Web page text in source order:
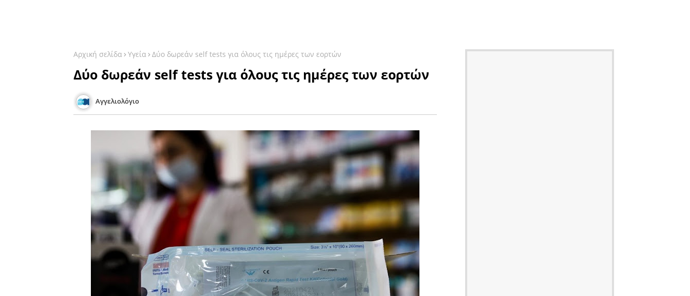
Αρχική σελίδα Υγεία Δύο δωρεάν self tests για όλους τις ημέρες των εορτών
Δύο δωρεάν self tests για όλους τις ημέρες των εορτών
Αγγελιολόγιο